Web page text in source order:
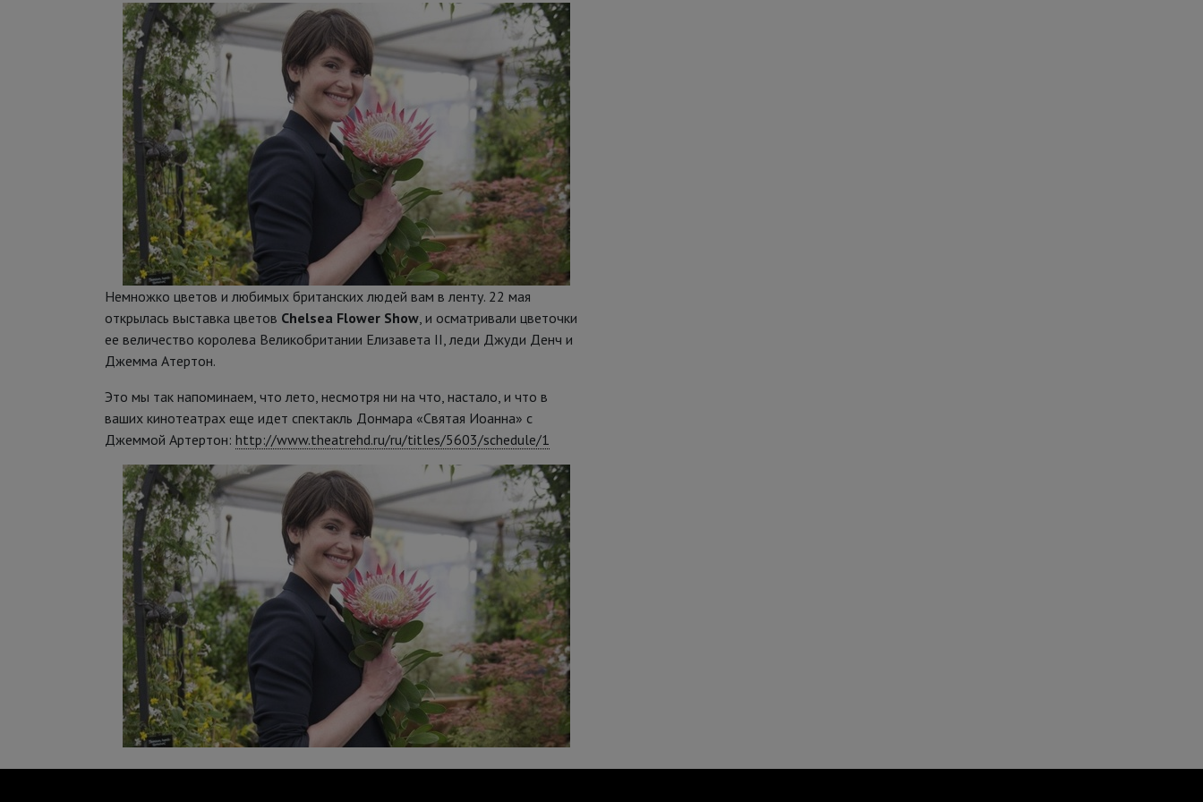
Немножко цветов и любимых британских людей вам в ленту. 22 мая
открылась выставка цветов Chelsea Flower Show, и осматривали цветочки
ее величество королева Великобритании Елизавета II, леди Джуди Денч и
Джемма Атертон.
Это мы так напоминаем, что лето, несмотря ни на что, настало, и что в
ваших кинотеатрах еще идет спектакль Донмара «Святая Иоанна» с
Джеммой Артертон: http://www.theatrehd.ru/ru/titles/5603/schedule/1